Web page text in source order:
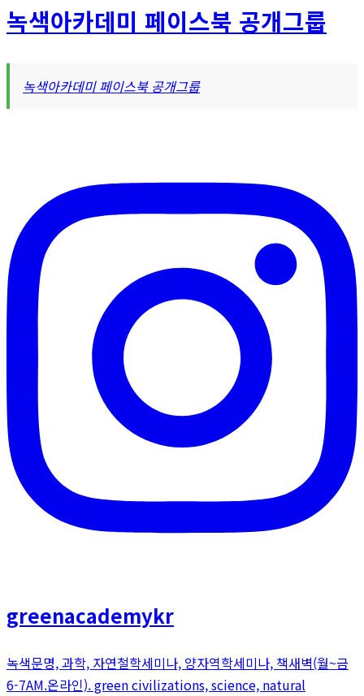
고
리
녹색아카데미 페이스북 공개그룹
녹색아카데미 페이스북 공개그룹
greenacademykr
녹색문명, 과학, 자연철학세미나, 양자역학세미나, 책새벽(월~금
6-7AM.온라인). green civilizations, science, natural